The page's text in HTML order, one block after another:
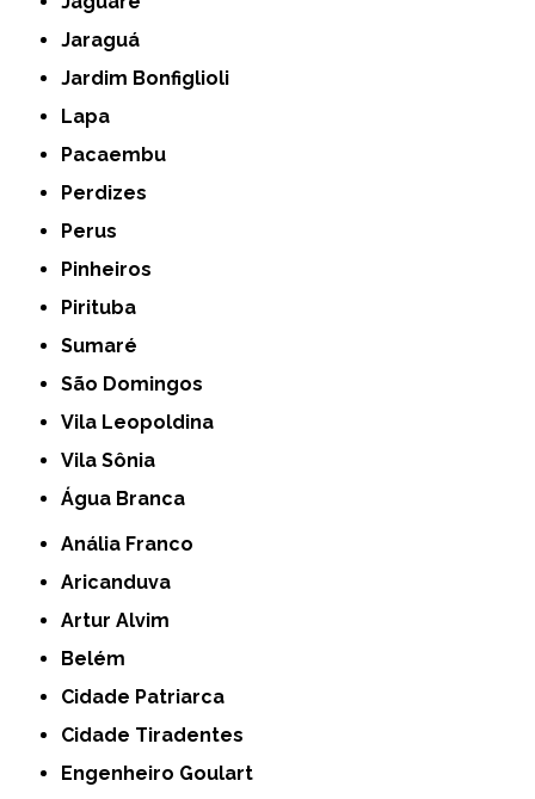
Jaraguá
Jardim Bonfiglioli
Lapa
Pacaembu
Perdizes
Perus
Pinheiros
Pirituba
Sumaré
São Domingos
Vila Leopoldina
Vila Sônia
Água Branca
Anália Franco
Aricanduva
Artur Alvim
Belém
Cidade Patriarca
Cidade Tiradentes
Engenheiro Goulart